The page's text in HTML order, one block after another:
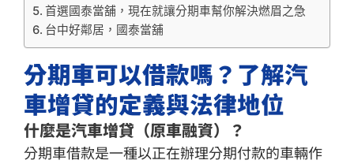
首選國泰當舖，現在就讓分期車幫你解決燃眉之急
台中好鄰居，國泰當舖
分期車可以借款嗎？了解汽
車增貸的定義與法律地位
什麼是汽車增貸（原車融資）？
分期車借款是一種以正在辦理分期付款的車輛作